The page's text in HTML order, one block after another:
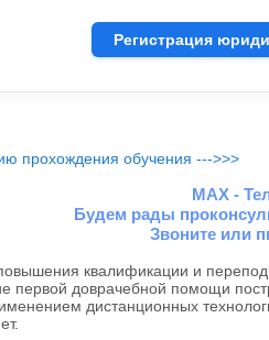
Регистрация
прохождения обучения --->>>
MAX -
Будем рады
Звоните или
квалификации и
первой доврачебной помощи
дистанционных